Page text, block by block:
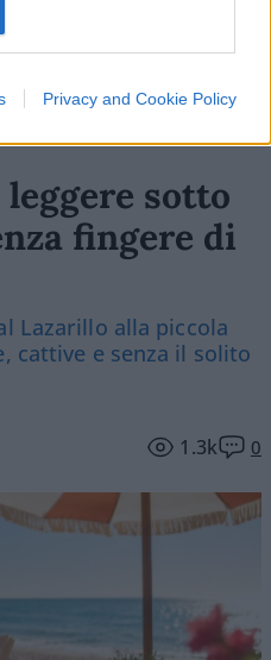
Privacy and Cookie Policy
sotto
fingere di
Lazarillo alla piccola
cattive e senza il solito
1.3k 0